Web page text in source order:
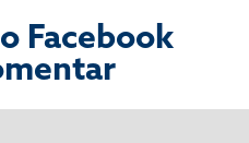
Facebook